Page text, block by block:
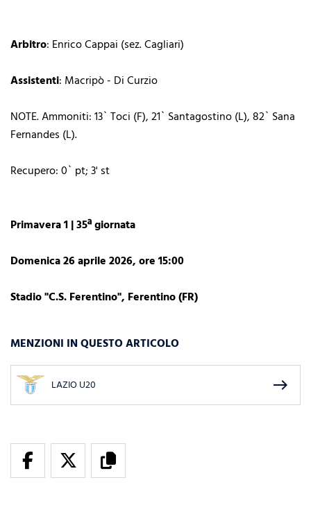
Arbitro: Enrico Cappai (sez. Cagliari)
Assistenti: Macripò - Di Curzio
NOTE. Ammoniti: 13` Toci (F), 21` Santagostino (L), 82` Sana
Fernandes (L).
Recupero: 0` pt; 3' st
Primavera 1 | 35ª giornata
Domenica 26 aprile 2026, ore 15:00
Stadio "C.S. Ferentino", Ferentino (FR)
MENZIONI IN QUESTO ARTICOLO
LAZIO U20 east